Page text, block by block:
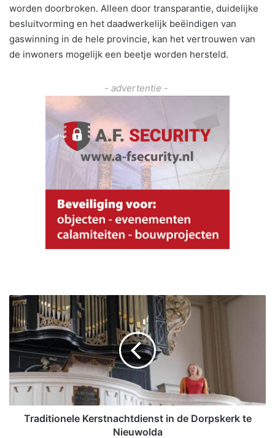
worden doorbroken. Alleen door transparantie, duidelijke
besluitvorming en het daadwerkelijk beëindigen van
gaswinning in de hele provincie, kan het vertrouwen van
de inwoners mogelijk een beetje worden hersteld.
- advertentie -
T
a
d
i
i
o
n
Traditionele Kerstnachtdienst in de Dorpskerk te
Nieuwolda